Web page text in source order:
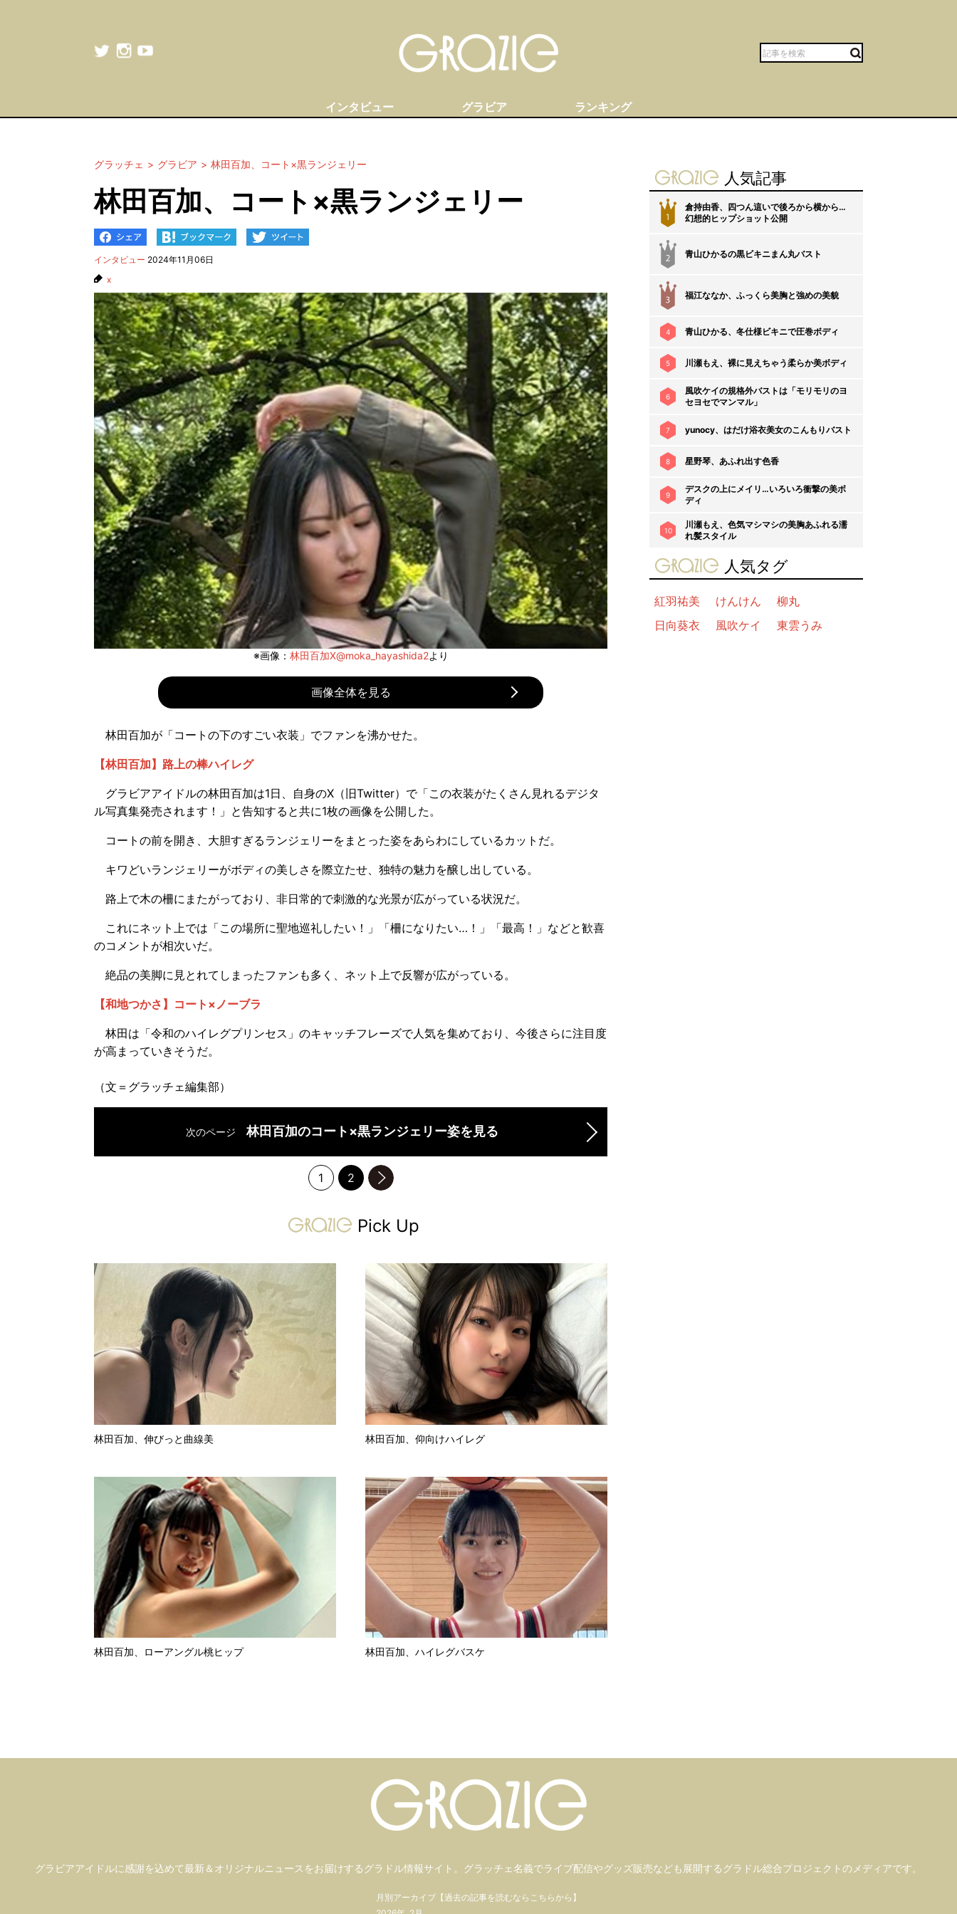
インタビュー グラビア ランキング
グラッチェ グラビア 林田百加、コート×黒ランジェリー
林田百加、コート×黒ランジェリー
インタビュー 2024年11月06日
x
※画像： 林田百加X@moka_hayashida2より
画像全体を見る
林田百加が「コートの下のすごい衣装」でファンを沸かせた。
【林田百加】路上の棒ハイレグ
グラビアアイドルの林田百加は1日、自身のX（旧Twitter）で「この衣装がたくさん見れるデジタ
ル写真集発売されます！」と告知すると共に1枚の画像を公開した。
コートの前を開き、大胆すぎるランジェリーをまとった姿をあらわにしているカットだ。
キワどいランジェリーがボディの美しさを際立たせ、独特の魅力を醸し出している。
路上で木の柵にまたがっており、非日常的で刺激的な光景が広がっている状況だ。
これにネット上では「この場所に聖地巡礼したい！」「柵になりたい…！」「最高！」などと歓喜
のコメントが相次いだ。
絶品の美脚に見とれてしまったファンも多く、ネット上で反響が広がっている。
【和地つかさ】コート×ノーブラ
林田は「令和のハイレグプリンセス」のキャッチフレーズで人気を集めており、今後さらに注目度
が高まっていきそうだ。
（文＝グラッチェ編集部）
次のページ 林田百加のコート×黒ランジェリー姿を見る
1 2
次のページへ
gravure-grazie
Pick Up
林田百加、伸びっと曲線美 林田百加、仰向けハイレグ
林田百加、ローアングル桃ヒップ 林田百加、ハイレグバスケ
gravure-grazie
人気記事
1
倉持由香、四つん這いで後ろから横から…
幻想的ヒップショット公開
青山ひかるの黒ビキニまん丸バスト
福江ななか、ふっくら美胸と強めの美貌
4 青山ひかる、冬仕様ビキニで圧巻ボディ
5 川瀬もえ、裸に見えちゃう柔らか美ボディ
6
風吹ケイの規格外バストは「モリモリのヨ
セヨセでマンマル」
7 yunocy、はだけ浴衣美女のこんもりバスト
8 星野琴、あふれ出す色香
9
デスクの上にメイリ…いろいろ衝撃の美ボ
ディ
10
川瀬もえ、色気マシマシの美胸あふれる濡
れ髪スタイル
gravure-grazie
人気タグ
紅羽祐美 けんけん
柳丸
日向葵衣
風吹ケイ 東雲うみ
グラビアアイドルに感謝を込めて最新＆オリジナルニュースをお届けするグラドル情報サイト。 グラッチェ名義でライブ配信やグッズ販売なども 展開するグラドル総合プロジェクトのメディアです。
月別アーカイブ【過去の記事を読むならこちらから】